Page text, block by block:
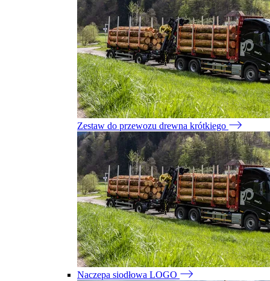
Zestaw do przewozu drewna krótkiego
Naczepa siodłowa LOGO